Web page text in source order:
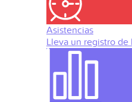
Asistencias
Lleva un registro